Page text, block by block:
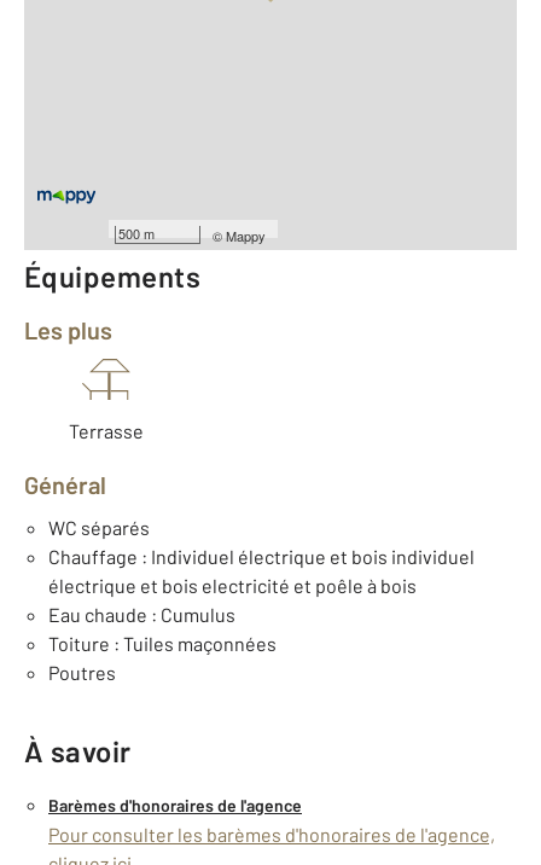
500 m ©Mappy
Type de construction : Traditionnelle
Équipements
Les plus
Terrasse
Général
WC séparés
Chauffage : Individuel électrique et bois individuel
électrique et bois electricité et poêle à bois
Eau chaude : Cumulus
Toiture : Tuiles maçonnées
Poutres
À savoir
Barèmes d'honoraires de l'agence
Pour consulter les barèmes d'honoraires de l'agence,